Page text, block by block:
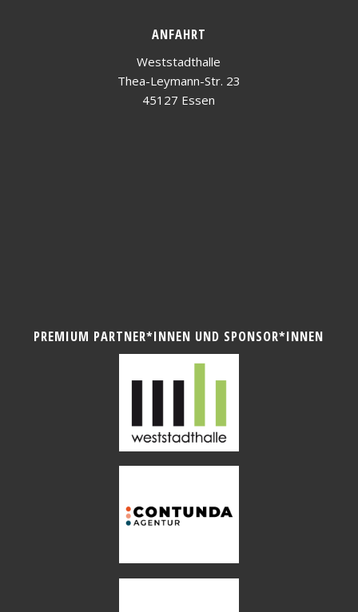
ANFAHRT
Weststadthalle
Thea-Leymann-Str. 23
45127 Essen
PREMIUM PARTNER*INNEN UND SPONSOR*INNEN